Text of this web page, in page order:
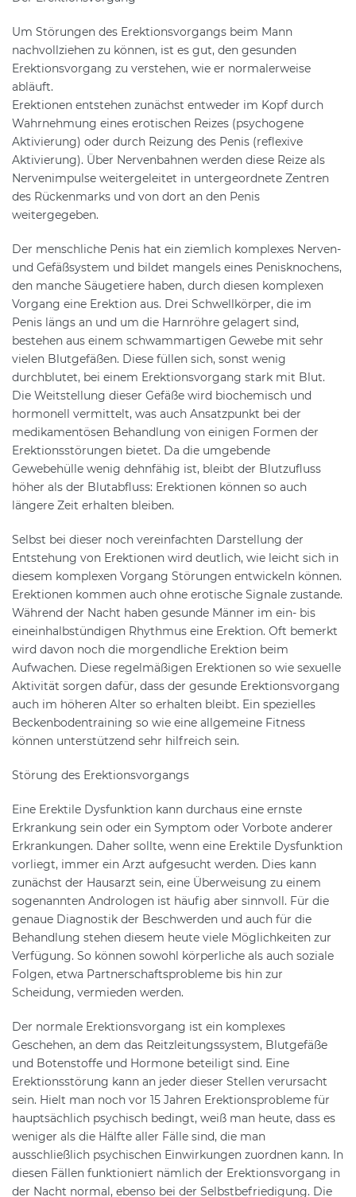
Um Störungen des Erektionsvorgangs beim Mann
nachvollziehen zu können, ist es gut, den gesunden
Erektionsvorgang zu verstehen, wie er normalerweise
abläuft.
Erektionen entstehen zunächst entweder im Kopf durch
Wahrnehmung eines erotischen Reizes (psychogene
Aktivierung) oder durch Reizung des Penis (reflexive
Aktivierung). Über Nervenbahnen werden diese Reize als
Nervenimpulse weitergeleitet in untergeordnete Zentren
des Rückenmarks und von dort an den Penis
weitergegeben.
Der menschliche Penis hat ein ziemlich komplexes Nerven-
und Gefäßsystem und bildet mangels eines Penisknochens,
den manche Säugetiere haben, durch diesen komplexen
Vorgang eine Erektion aus. Drei Schwellkörper, die im
Penis längs an und um die Harnröhre gelagert sind,
bestehen aus einem schwammartigen Gewebe mit sehr
vielen Blutgefäßen. Diese füllen sich, sonst wenig
durchblutet, bei einem Erektionsvorgang stark mit Blut.
Die Weitstellung dieser Gefäße wird biochemisch und
hormonell vermittelt, was auch Ansatzpunkt bei der
medikamentösen Behandlung von einigen Formen der
Erektionsstörungen bietet. Da die umgebende
Gewebehülle wenig dehnfähig ist, bleibt der Blutzufluss
höher als der Blutabfluss: Erektionen können so auch
längere Zeit erhalten bleiben.
Selbst bei dieser noch vereinfachten Darstellung der
Entstehung von Erektionen wird deutlich, wie leicht sich in
diesem komplexen Vorgang Störungen entwickeln können.
Erektionen kommen auch ohne erotische Signale zustande.
Während der Nacht haben gesunde Männer im ein- bis
eineinhalbstündigen Rhythmus eine Erektion. Oft bemerkt
wird davon noch die morgendliche Erektion beim
Aufwachen. Diese regelmäßigen Erektionen so wie sexuelle
Aktivität sorgen dafür, dass der gesunde Erektionsvorgang
auch im höheren Alter so erhalten bleibt. Ein spezielles
Beckenbodentraining so wie eine allgemeine Fitness
können unterstützend sehr hilfreich sein.
Störung des Erektionsvorgangs
Eine Erektile Dysfunktion kann durchaus eine ernste
Erkrankung sein oder ein Symptom oder Vorbote anderer
Erkrankungen. Daher sollte, wenn eine Erektile Dysfunktion
vorliegt, immer ein Arzt aufgesucht werden. Dies kann
zunächst der Hausarzt sein, eine Überweisung zu einem
sogenannten Andrologen ist häufig aber sinnvoll. Für die
genaue Diagnostik der Beschwerden und auch für die
Behandlung stehen diesem heute viele Möglichkeiten zur
Verfügung. So können sowohl körperliche als auch soziale
Folgen, etwa Partnerschaftsprobleme bis hin zur
Scheidung, vermieden werden.
Der normale Erektionsvorgang ist ein komplexes
Geschehen, an dem das Reitzleitungssystem, Blutgefäße
und Botenstoffe und Hormone beteiligt sind. Eine
Erektionsstörung kann an jeder dieser Stellen verursacht
sein. Hielt man noch vor 15 Jahren Erektionsprobleme für
hauptsächlich psychisch bedingt, weiß man heute, dass es
weniger als die Hälfte aller Fälle sind, die man
ausschließlich psychischen Einwirkungen zuordnen kann. In
diesen Fällen funktioniert nämlich der Erektionsvorgang in
der Nacht normal, ebenso bei der Selbstbefriedigung. Die